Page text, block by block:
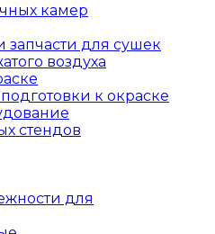
камер
для сушек
воздуха
к окраске
стендов
для